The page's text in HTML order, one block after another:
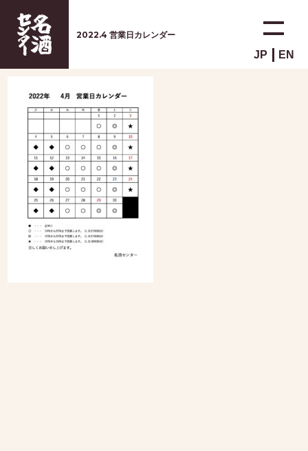
2022.4 営業日カレンダー
JP EN